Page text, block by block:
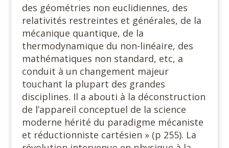
des géométries non euclidiennes, des
relativités restreintes et générales, de la
mécanique quantique, de la
thermodynamique du non-linéaire, des
mathématiques non standard, etc, a
conduit à un changement majeur
touchant la plupart des grandes
disciplines. Il a abouti à la déconstruction
de l’appareil conceptuel de la science
moderne hérité du paradigme mécaniste
et réductionniste cartésien » (p 255). La